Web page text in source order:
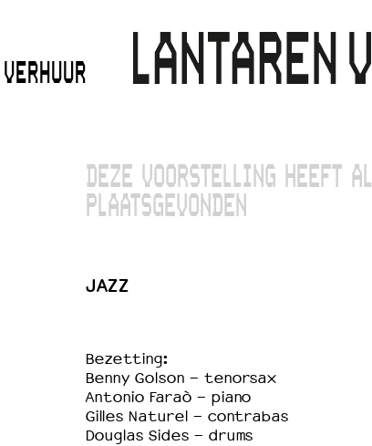
VERHUUR
DEZE VOORSTELLING HEEFT AL
PLAATSGEVONDEN
JAZZ
Bezetting:
Benny Golson - tenorsax
Antonio Faraò - piano
Gilles Naturel - contrabas
Douglas Sides - drums